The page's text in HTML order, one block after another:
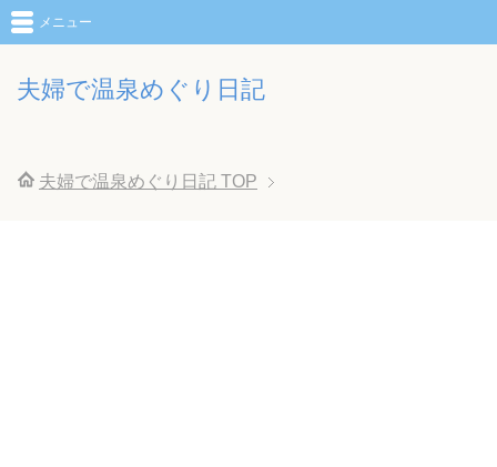
夫婦で温泉めぐり日記
メニュー
夫婦で温泉めぐり日記 TOP